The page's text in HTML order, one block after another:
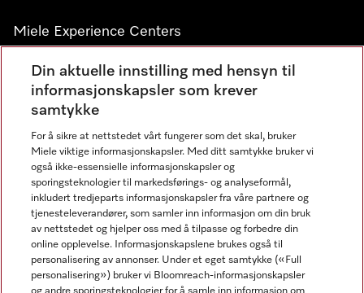
Miele Experience Centers
Miele Experience Center Nesbru
Miele Outlet Nesbru
Nyhetsbrev
Din aktuelle innstilling med hensyn til
informasjonskapsler som krever
samtykke
For å sikre at nettstedet vårt fungerer som det skal, bruker
Miele viktige informasjonskapsler. Med ditt samtykke bruker vi
også ikke-essensielle informasjonskapsler og
sporingsteknologier til markedsførings- og analyseformål,
inkludert tredjeparts informasjonskapsler fra våre partnere og
tjenesteleverandører, som samler inn informasjon om din bruk
av nettstedet og hjelper oss med å tilpasse og forbedre din
online opplevelse. Informasjonskapslene brukes også til
personalisering av annonser. Under et eget samtykke («Full
personalisering») bruker vi Bloomreach-informasjonskapsler